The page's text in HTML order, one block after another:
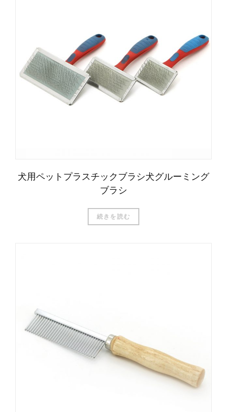
犬用ペットプラスチックブラシ犬グルーミング
ブラシ
続きを読む